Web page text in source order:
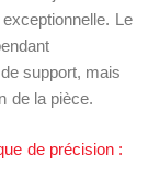
Le
support, mais
de la pièce.
de précision :